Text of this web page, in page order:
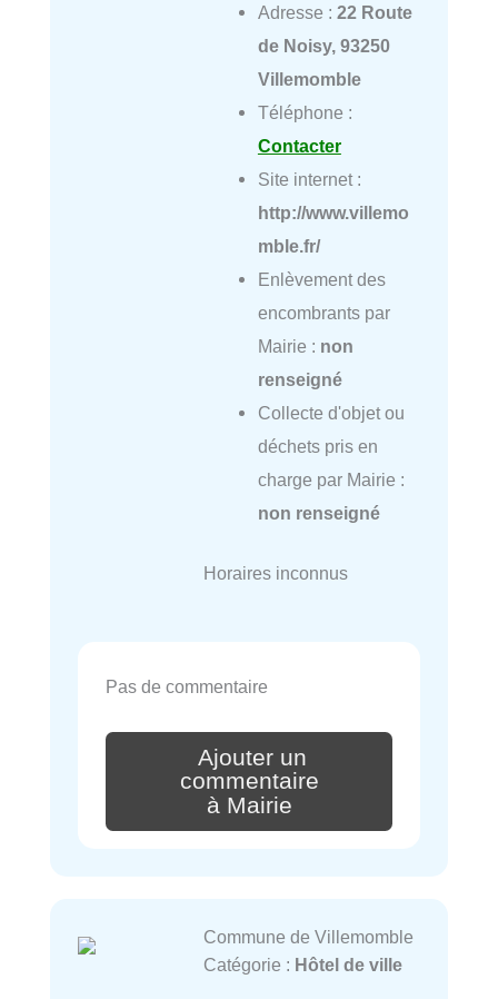
Adresse : 22 Route
de Noisy, 93250
Villemomble
Téléphone :
Contacter
Site internet :
http://www.villemo
mble.fr/
Enlèvement des
encombrants par
Mairie : non
renseigné
Collecte d'objet ou
déchets pris en
charge par Mairie :
non renseigné
Horaires inconnus
Pas de commentaire
Ajouter un
commentaire
à Mairie
Commune de Villemomble
Catégorie : Hôtel de ville